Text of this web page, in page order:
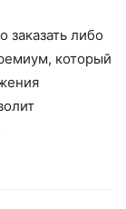
либо
который